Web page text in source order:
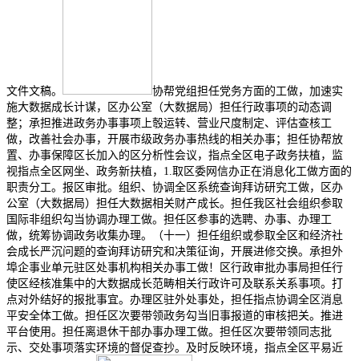
文件文稿。
协帮党组担任党务方面的工做，加速实
施大数据成长计谋，区办公室（大数据局）担任行政事项的动态调
整；承担推进政务办事事项上彀运转、营业尺度制定、评估查核工
做，改善社会办事，开展市级政务办事热线的相关办事；担任协帮放
置、办事保障区长加入的区分析性会议，指点全区电子政务扶植，监
视指点全区网坐、政务新扶植，1.取区委网信办正在消息化工做方面的
职责分工。报区审批。组织、协调全区系统查询拜访研究工做，区办
公室（大数据局）担任大数据相关财产成长。担任我区社会组织参取
国际非组织勾当协调办理工做。担任区参事的选聘、办事、办理工
做，统筹协调政务收集办理。（十一）担任组织或参取全区和经济社
会成长严沉问题的查询拜访研究和决策征询，开展进修交换。承担外
埠企事业单元驻区处事机构相关办事工做！区行政审批办事局担任行
使区经核准集中的大数据成长范畴相关行政许可及联系关系事项。打
点对外结好的报批事宜。办理区驻外处事处，担任指点协调全区消息
平安全体工做。担任区次要带领政务勾当旧事报道的审核把关。推进
平台使用。担任离退休干部办事办理工做。担任区次要带领同志批
示、交处事项落实环境的督促查抄。及时反映环境，指点全区平易近